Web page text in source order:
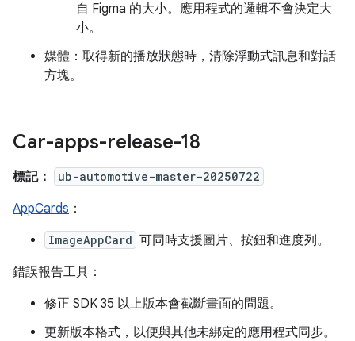
自 Figma 的大小。應用程式的邏輯不會決定大
小。
媒體：取得新的播放狀態時，清除浮動式訊息和對話
方塊。
Car-apps-release-18
標記： ub-automotive-master-20250722
AppCards ：
ImageAppCard 可同時支援圖片、按鈕和進度列。
錯誤報告工具：
修正 SDK 35 以上版本會截斷畫面的問題。
更新版本格式，以便與其他未綁定的應用程式同步。